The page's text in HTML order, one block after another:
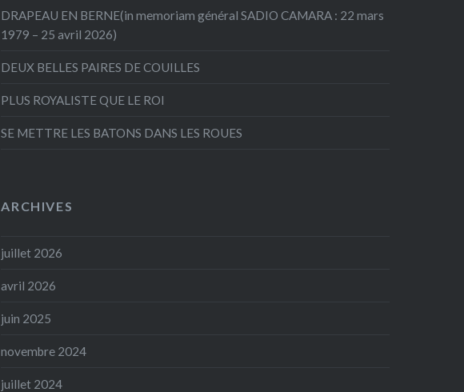
DRAPEAU EN BERNE(in memoriam général SADIO CAMARA : 22 mars
1979 – 25 avril 2026)
DEUX BELLES PAIRES DE COUILLES
PLUS ROYALISTE QUE LE ROI
SE METTRE LES BATONS DANS LES ROUES
ARCHIVES
juillet 2026
avril 2026
juin 2025
novembre 2024
juillet 2024